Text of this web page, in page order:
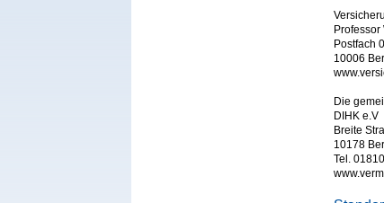
Postfach
10006
Die
DIHK e.V
Breite
10178
Tel.